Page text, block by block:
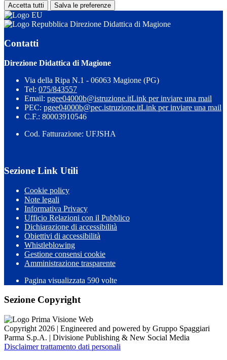
Accetta tutti Salva le preferenze
Direzione Didattica di Magione
Contatti
Direzione Didattica di Magione
Via della Ripa N.1 - 06063 Magione (PG)
Tel: 075/843557
Email: pgee04000b@istruzione.itLink per inviare una mail
PEC: pgee04000b@pec.istruzione.itLink per inviare una mail
C.F.: 80003910546
Cod. Fatturazione: UFJSHA
Sezione Link Utili
Cookie policy
Note legali
Informativa Privacy
Ufficio Relazioni con il Pubblico
Dichiarazione di accessibilità
Obiettivi di accessibilità
Whistleblowing
Gestione consensi cookie
Amministrazione trasparente
Pagina visualizzata 590 volte
Sezione Copyright
Copyright 2026 | Engineered and powered by Gruppo Spaggiari
Parma S.p.A. | Divisione Publishing & New Social Media
Disclaimer trattamento dati personali